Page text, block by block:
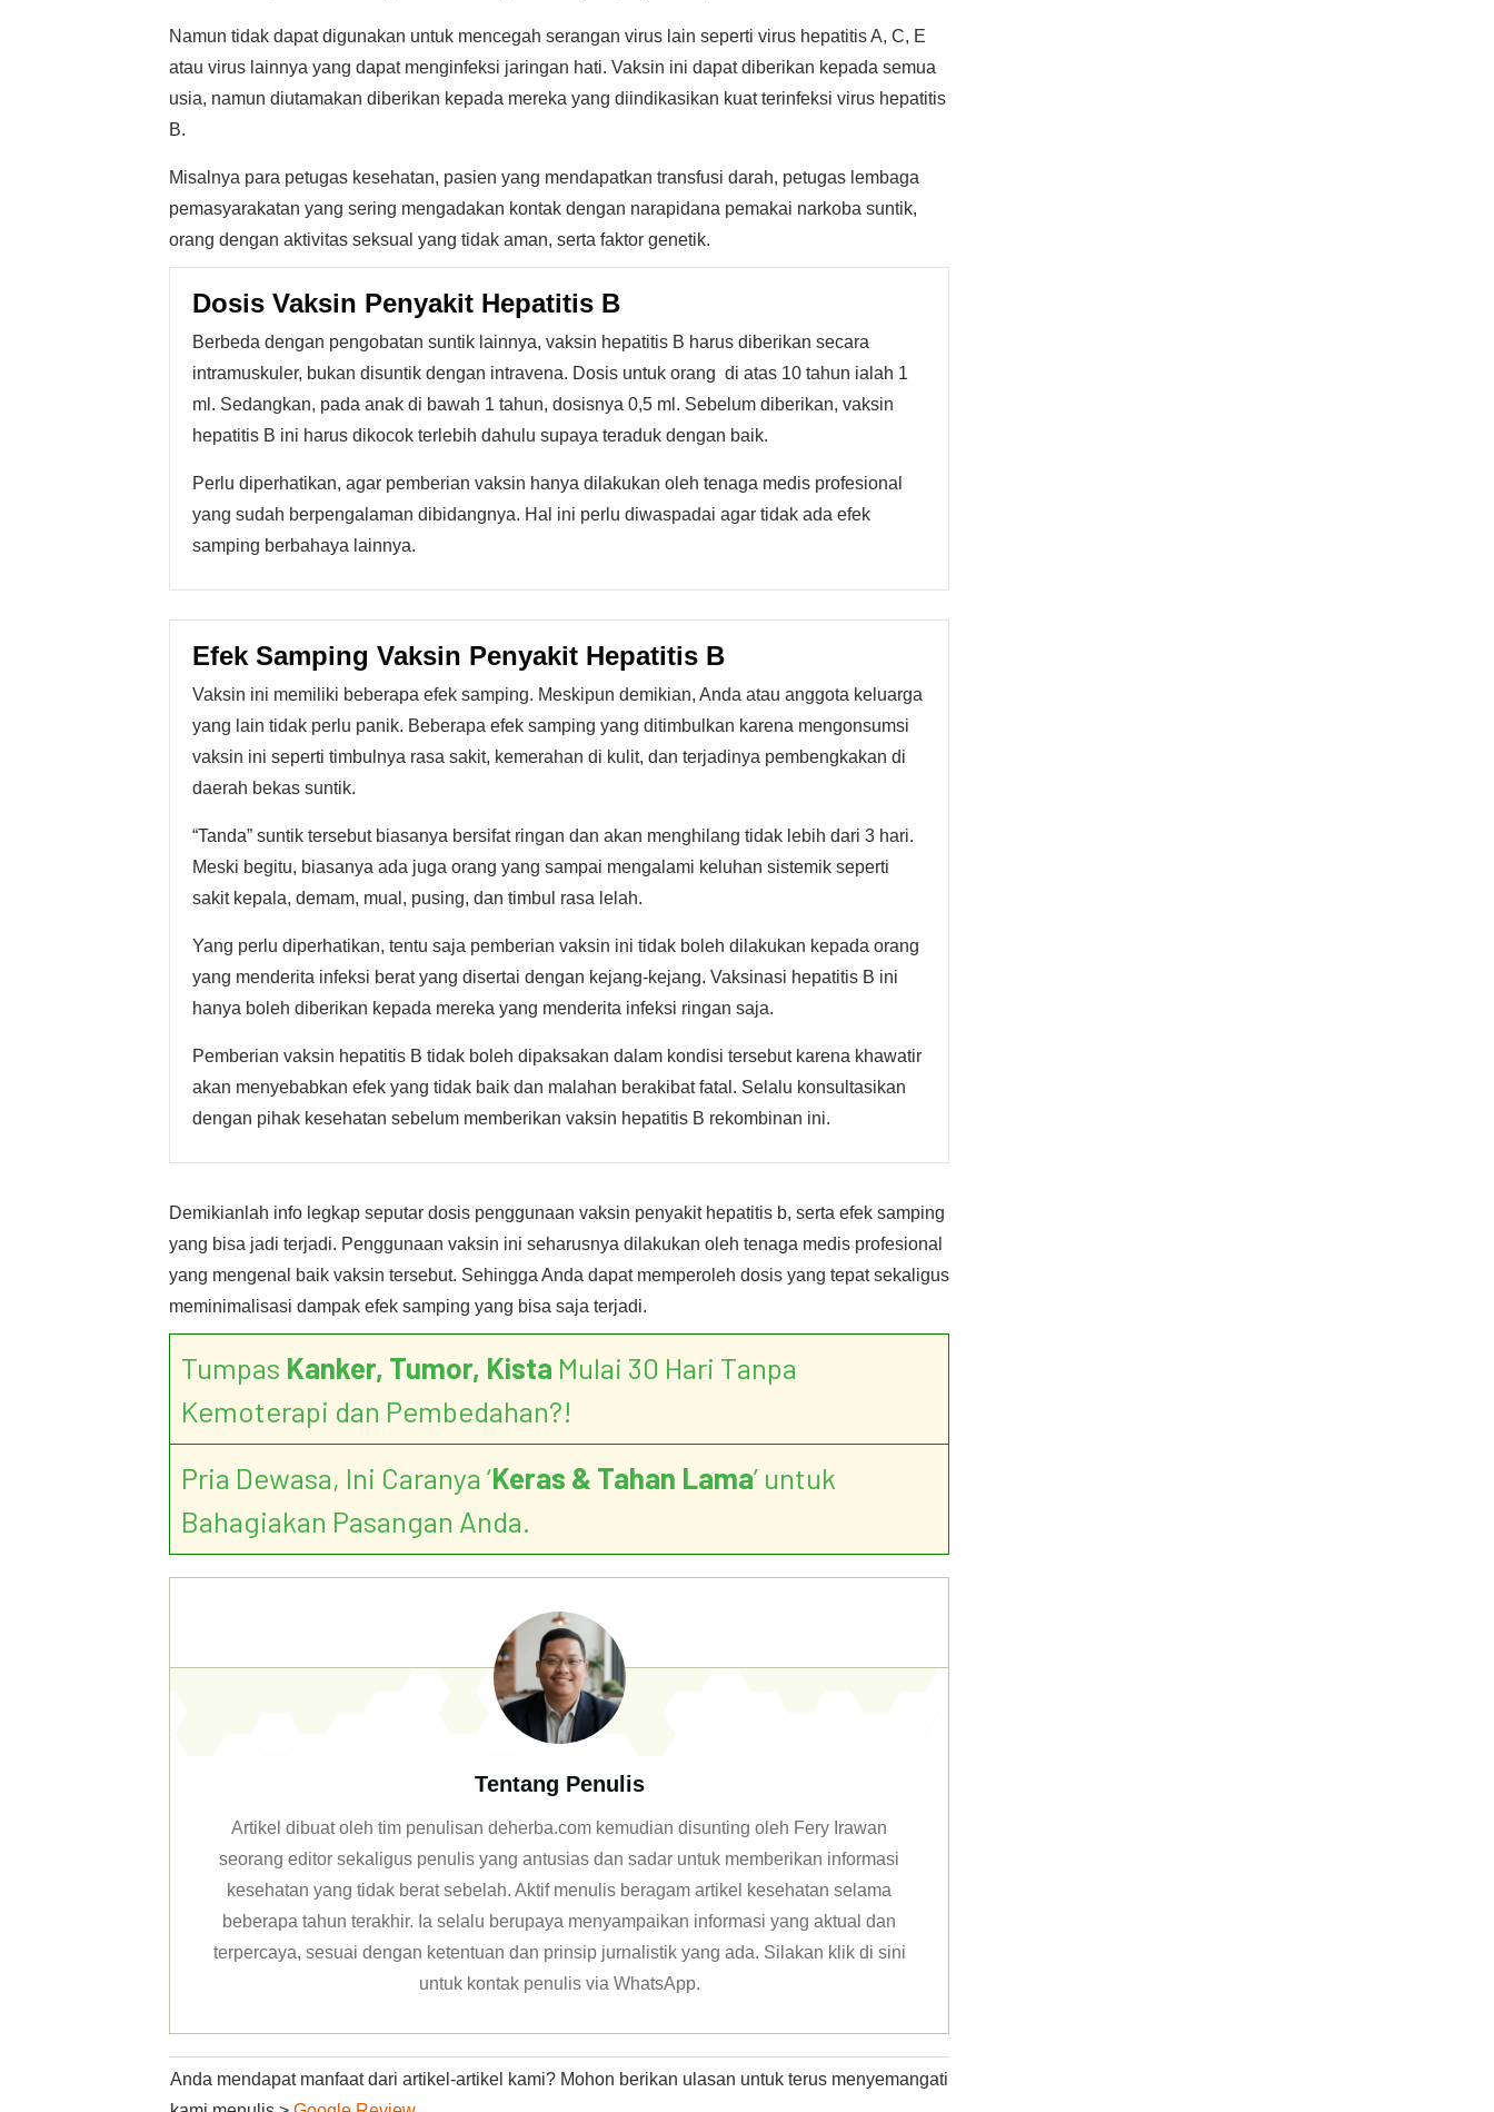
Namun tidak dapat digunakan untuk mencegah serangan virus lain seperti virus hepatitis A, C, E
atau virus lainnya yang dapat menginfeksi jaringan hati. Vaksin ini dapat diberikan kepada semua
usia, namun diutamakan diberikan kepada mereka yang diindikasikan kuat terinfeksi virus hepatitis
B.
Misalnya para petugas kesehatan, pasien yang mendapatkan transfusi darah, petugas lembaga
pemasyarakatan yang sering mengadakan kontak dengan narapidana pemakai narkoba suntik,
orang dengan aktivitas seksual yang tidak aman, serta faktor genetik.
Dosis Vaksin Penyakit Hepatitis B
Berbeda dengan pengobatan suntik lainnya, vaksin hepatitis B harus diberikan secara
intramuskuler, bukan disuntik dengan intravena. Dosis untuk orang di atas 10 tahun ialah 1
ml. Sedangkan, pada anak di bawah 1 tahun, dosisnya 0,5 ml. Sebelum diberikan, vaksin
hepatitis B ini harus dikocok terlebih dahulu supaya teraduk dengan baik.
Perlu diperhatikan, agar pemberian vaksin hanya dilakukan oleh tenaga medis profesional
yang sudah berpengalaman dibidangnya. Hal ini perlu diwaspadai agar tidak ada efek
samping berbahaya lainnya.
Efek Samping Vaksin Penyakit Hepatitis B
Vaksin ini memiliki beberapa efek samping. Meskipun demikian, Anda atau anggota keluarga
yang lain tidak perlu panik. Beberapa efek samping yang ditimbulkan karena mengonsumsi
vaksin ini seperti timbulnya rasa sakit, kemerahan di kulit, dan terjadinya pembengkakan di
daerah bekas suntik.
“Tanda” suntik tersebut biasanya bersifat ringan dan akan menghilang tidak lebih dari 3 hari.
Meski begitu, biasanya ada juga orang yang sampai mengalami keluhan sistemik seperti
sakit kepala, demam, mual, pusing, dan timbul rasa lelah.
Yang perlu diperhatikan, tentu saja pemberian vaksin ini tidak boleh dilakukan kepada orang
yang menderita infeksi berat yang disertai dengan kejang-kejang. Vaksinasi hepatitis B ini
hanya boleh diberikan kepada mereka yang menderita infeksi ringan saja.
Pemberian vaksin hepatitis B tidak boleh dipaksakan dalam kondisi tersebut karena khawatir
akan menyebabkan efek yang tidak baik dan malahan berakibat fatal. Selalu konsultasikan
dengan pihak kesehatan sebelum memberikan vaksin hepatitis B rekombinan ini.
Demikianlah info legkap seputar dosis penggunaan vaksin penyakit hepatitis b, serta efek samping
yang bisa jadi terjadi. Penggunaan vaksin ini seharusnya dilakukan oleh tenaga medis profesional
yang mengenal baik vaksin tersebut. Sehingga Anda dapat memperoleh dosis yang tepat sekaligus
meminimalisasi dampak efek samping yang bisa saja terjadi.
Tumpas Kanker, Tumor, Kista Mulai 30 Hari Tanpa
Kemoterapi dan Pembedahan?!
Pria Dewasa, Ini Caranya ‘Keras & Tahan Lama’ untuk
Bahagiakan Pasangan Anda.
Tentang Penulis
Artikel dibuat oleh tim penulisan deherba.com kemudian disunting oleh Fery Irawan
seorang editor sekaligus penulis yang antusias dan sadar untuk memberikan informasi
kesehatan yang tidak berat sebelah. Aktif menulis beragam artikel kesehatan selama
beberapa tahun terakhir. Ia selalu berupaya menyampaikan informasi yang aktual dan
terpercaya, sesuai dengan ketentuan dan prinsip jurnalistik yang ada. Silakan klik di sini
untuk kontak penulis via WhatsApp.
Anda mendapat manfaat dari artikel-artikel kami? Mohon berikan ulasan untuk terus menyemangati